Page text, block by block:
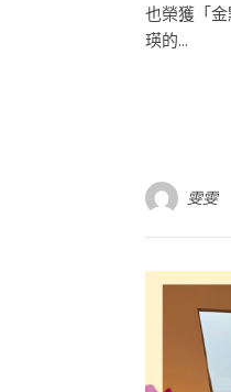
也榮獲「
瑛的...
雯雯